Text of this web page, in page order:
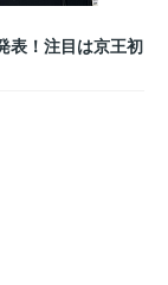
表！注目は京王初